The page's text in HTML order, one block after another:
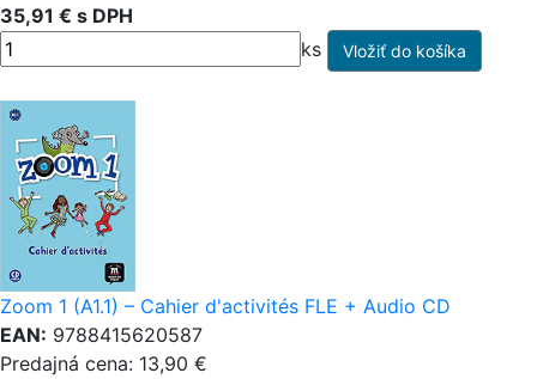
35,91 € s DPH
ks
Zoom 1 (A1.1) – Cahier d'activités FLE + Audio CD
EAN: 9788415620587
Predajná cena: 13,90 €